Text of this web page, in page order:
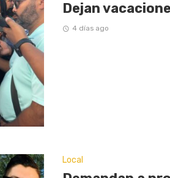
Dejan
4 días ago
Local